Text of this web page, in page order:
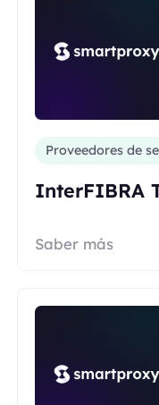
Proveedores de
InterFIBRA
Saber más